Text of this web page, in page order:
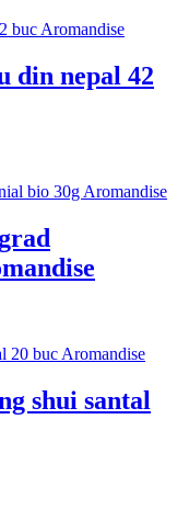
din nepal 42
shui santal